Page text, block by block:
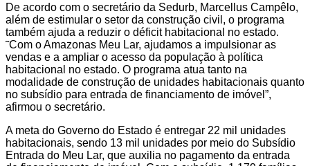
De acordo com o secretário da Sedurb, Marcellus Campêlo,
além de estimular o setor da construção civil, o programa
também ajuda a reduzir o déficit habitacional no estado.
˜Com o Amazonas Meu Lar, ajudamos a impulsionar as
vendas e a ampliar o acesso da população à política
habitacional no estado. O programa atua tanto na
modalidade de construção de unidades habitacionais quanto
no subsídio para entrada de financiamento de imóvel”,
afirmou o secretário.
A meta do Governo do Estado é entregar 22 mil unidades
habitacionais, sendo 13 mil unidades por meio do Subsídio
Entrada do Meu Lar, que auxilia no pagamento da entrada